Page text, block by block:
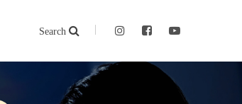
Search